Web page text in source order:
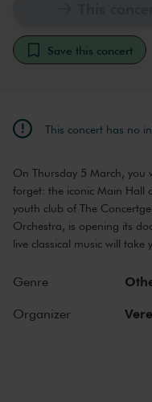
Save this concert
This concert has no
On Thursday 5 March, you
forget: the iconic Main Hall
youth club of The
Orchestra, is opening its
live classical music will take
Genre
Organizer